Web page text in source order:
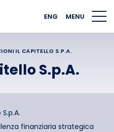
ENG MENU
IL CAPITELLO S.P.A.
S.p.A.
finanziaria strategica